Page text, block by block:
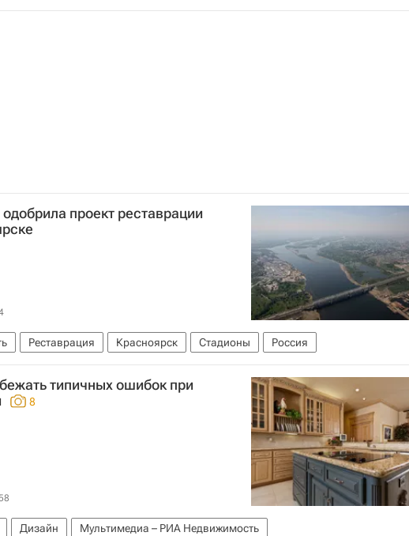
проект реставрации
Реставрация Красноярск Стадионы Россия
типичных ошибок при
8
Дизайн Мультимедиа – РИА Недвижимость